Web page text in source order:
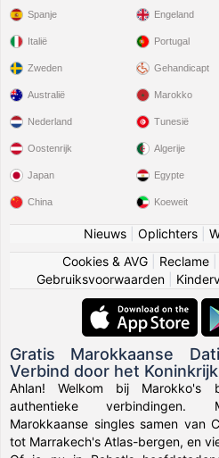
Spanje
Italië
Zweden
Engeland
Portugal
Gehandicapt
Australië
Nederland
Oostenrijk
Japan
China
Marokko
Tunesië
Algerije
Egypte
Koeweit
Nieuws| Oplichters|
Cookies & AVG
Reclame
Gebruiksvoorwaarden
Gratis Marokkaanse
Verbind door het Koninkrijk
Ahlan! Welkom bij Marokko's
authentieke verbindingen.
Marokkaanse singles samen van
tot Marrakech's Atlas-bergen, en